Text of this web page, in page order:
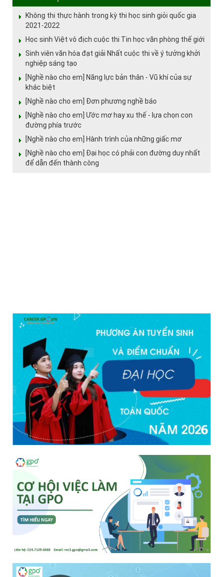
Không thi thực hành trong kỳ thi học sinh giỏi quốc gia
2021-2022
Học sinh Việt vô địch cuộc thi Tin học văn phòng thế giới
Sinh viên văn hóa đạt giải Nhất cuộc thi về ý tưởng khởi
nghiệp sáng tạo
[Nghề nào cho em] Năng lực bản thân - Vũ khí của sự
khác biệt
[Nghề nào cho em] Đơn phương nghề báo
[Nghề nào cho em] Ước mơ hay xu thế - lựa chọn con
đường phía trước
[Nghề nào cho em] Hành trình của những giấc mơ
[Nghề nào cho em] Đại học có phải con đường duy nhất
để dẫn đến thành công